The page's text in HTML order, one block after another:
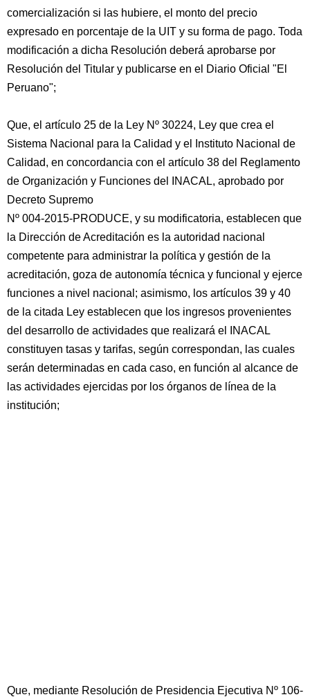
comercialización si las hubiere, el monto del precio
expresado en porcentaje de la UIT y su forma de pago. Toda
modificación a dicha Resolución deberá aprobarse por
Resolución del Titular y publicarse en el Diario Oficial "El
Peruano";
Que, el artículo 25 de la Ley Nº 30224, Ley que crea el
Sistema Nacional para la Calidad y el Instituto Nacional de
Calidad, en concordancia con el artículo 38 del Reglamento
de Organización y Funciones del INACAL, aprobado por
Decreto Supremo
Nº 004-2015-PRODUCE, y su modificatoria, establecen que
la Dirección de Acreditación es la autoridad nacional
competente para administrar la política y gestión de la
acreditación, goza de autonomía técnica y funcional y ejerce
funciones a nivel nacional; asimismo, los artículos 39 y 40
de la citada Ley establecen que los ingresos provenientes
del desarrollo de actividades que realizará el INACAL
constituyen tasas y tarifas, según correspondan, las cuales
serán determinadas en cada caso, en función al alcance de
las actividades ejercidas por los órganos de línea de la
institución;
Que, mediante Resolución de Presidencia Ejecutiva Nº 106-